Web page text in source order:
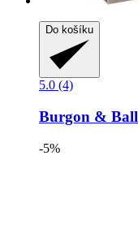
Do košíku
5.0 (4)
Burgon & Ball
-5%